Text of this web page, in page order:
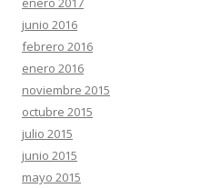
junio 2016
febrero 2016
enero 2016
noviembre 2015
octubre 2015
julio 2015
junio 2015
mayo 2015